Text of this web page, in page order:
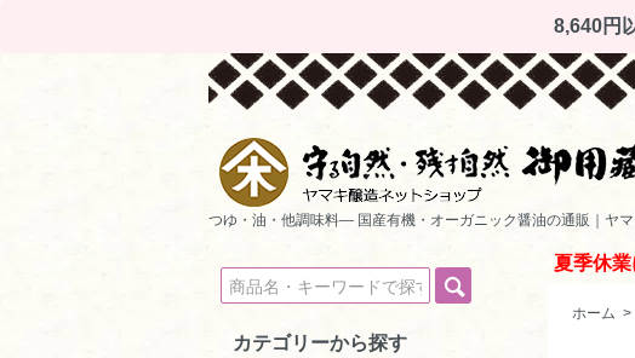
8,640円
つゆ・油・他調味料― 国産有機・オーガニック醤油の通販｜ヤ
夏季休
ホーム >
カテゴリーから探す